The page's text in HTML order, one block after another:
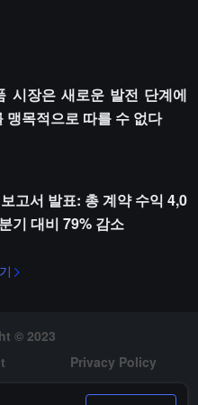
시장은 새로운 발전 단계에
맹목적으로 따를 수 없다
고서 발표: 총 계약 수익 4,0
기 대비 79% 감소
© 2023
Privacy Policy